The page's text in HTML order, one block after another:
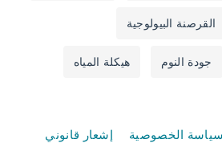
القرصنة البيولوجية
جودة النوم هيكلة المياه
سياسة الخصوصية إشعار قانوني